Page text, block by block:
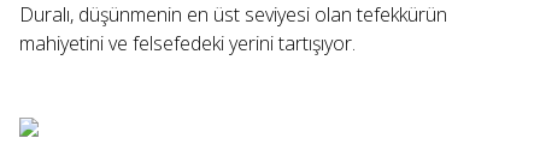
Duralı, düşünmenin en üst seviyesi olan tefekkürün
mahiyetini ve felsefedeki yerini tartışıyor.